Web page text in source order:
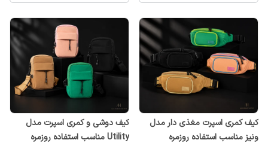
کیف کمری اسپرت مغذی دار مدل
ونیز مناسب استفاده روزمره
کیف دوشی و کمری اسپرت مدل
Utility مناسب استفاده روزمره